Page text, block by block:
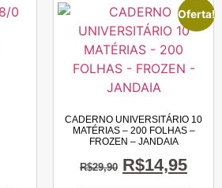
Oferta!
CADERNO UNIVERSITÁRIO 10
MATÉRIAS – 200 FOLHAS –
FROZEN – JANDAIA
R$29,90 R$14,95